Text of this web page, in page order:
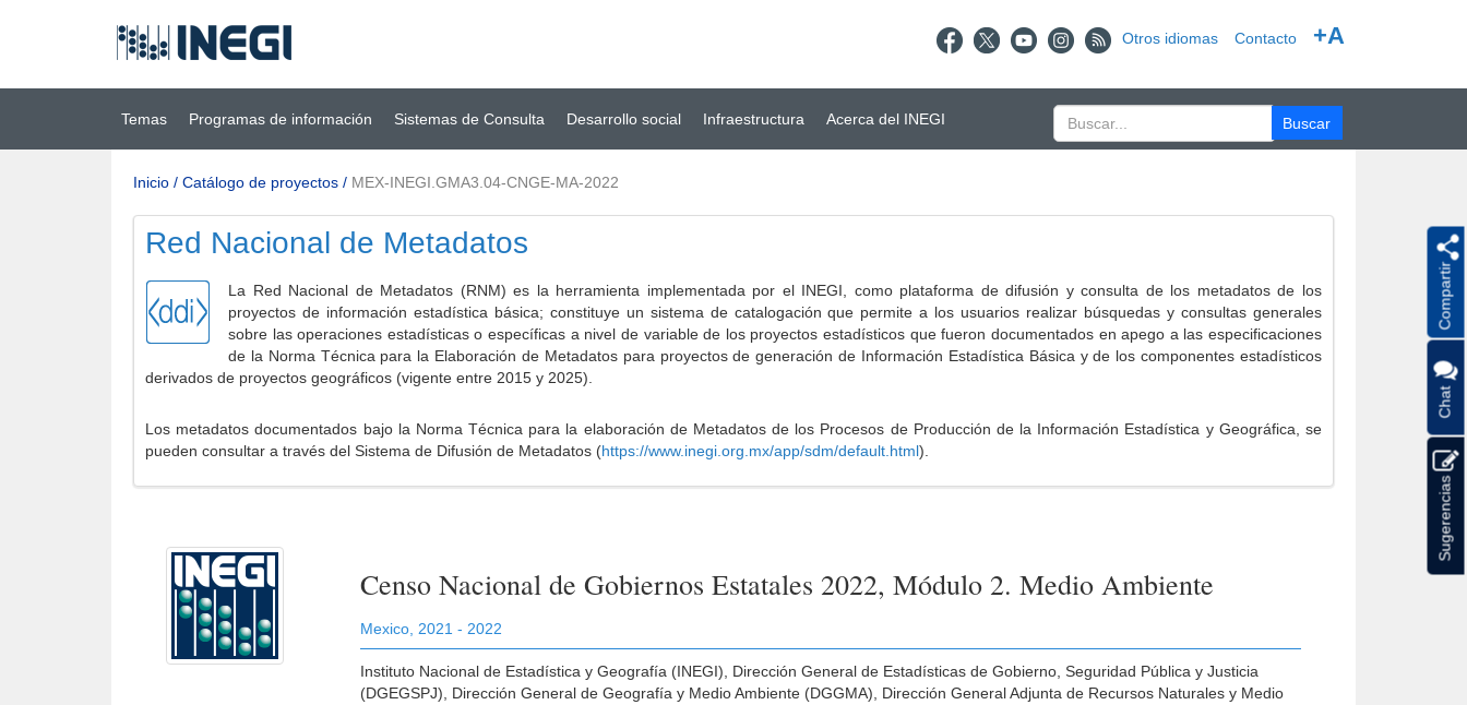
principal
(INEGI) Otros idiomas Contacto +A
Temas Programas de información Sistemas de Consulta Desarrollo social Infraestructura Acerca del INEGI
Inicio / Catálogo de proyectos / MEX-INEGI.GMA3.04-CNGE-MA-2022
Red Nacional de Metadatos
La Red Nacional de Metadatos (RNM) es la herramienta implementada por el INEGI, como plataforma de difusión y consulta de los metadatos de los
proyectos de información estadística básica; constituye un sistema de catalogación que permite a los usuarios realizar búsquedas y consultas generales
sobre las operaciones estadísticas o específicas a nivel de variable de los proyectos estadísticos que fueron documentados en apego a las especificaciones
de la Norma Técnica para la Elaboración de Metadatos para proyectos de generación de Información Estadística Básica y de los componentes estadísticos
derivados de proyectos geográficos (vigente entre 2015 y 2025).
Los metadatos documentados bajo la Norma Técnica para la elaboración de Metadatos de los Procesos de Producción de la Información Estadística y Geográfica, se
pueden consultar a través del Sistema de Difusión de Metadatos (https://www.inegi.org.mx/app/sdm/default.html).
Censo Nacional de Gobiernos Estatales 2022, Módulo 2. Medio Ambiente
Mexico 2021 - 2022
Instituto Nacional de Estadística y Geografía (INEGI), Dirección General de Estadísticas de Gobierno, Seguridad Pública y Justicia
(DGEGSPJ), Dirección General de Geografía y Medio Ambiente (DGGMA), Dirección General Adjunta de Recursos Naturales y Medio
Compartir
Chat
Sugerencias